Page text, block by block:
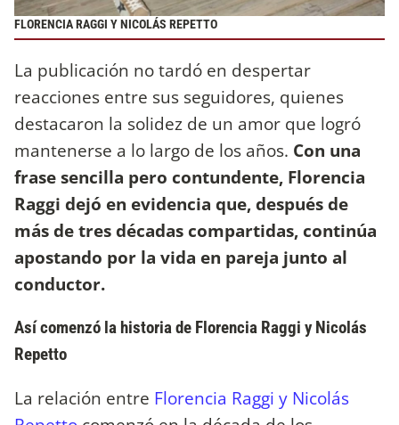
FLORENCIA RAGGI Y NICOLÁS REPETTO
La publicación no tardó en despertar
reacciones entre sus seguidores, quienes
destacaron la solidez de un amor que logró
mantenerse a lo largo de los años. Con una
frase sencilla pero contundente, Florencia
Raggi dejó en evidencia que, después de
más de tres décadas compartidas, continúa
apostando por la vida en pareja junto al
conductor.
Así comenzó la historia de Florencia Raggi y Nicolás
Repetto
La relación entre Florencia Raggi y Nicolás